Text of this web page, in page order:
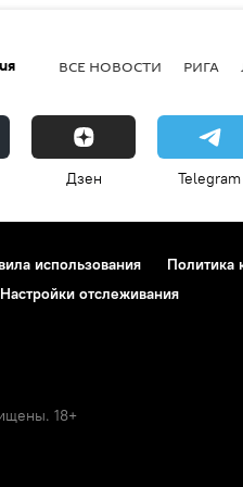
ВСЕ НОВОСТИ РИГА
Дзен Telegram
использования Политика
Настройки отслеживания
18+